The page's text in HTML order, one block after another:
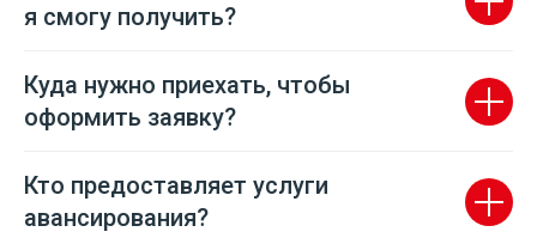
я смогу получить?
Куда нужно приехать, чтобы
оформить заявку?
Кто предоставляет услуги
авансирования?